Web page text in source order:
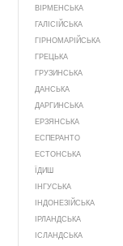
ВІРМЕНСЬКА
ГАЛІСІЙСЬКА
ГІРНОМАРІЙСЬКА
ГРЕЦЬКА
ГРУЗИНСЬКА
ДАНСЬКА
ДАРГИНСЬКА
ЕРЗЯНСЬКА
ЕСПЕРАНТО
ЕСТОНСЬКА
ЇДИШ
ІНГУСЬКА
ІНДОНЕЗІЙСЬКА
ІРЛАНДСЬКА
ІСЛАНДСЬКА